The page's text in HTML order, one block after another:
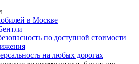
в Москве
по доступной стоимости
на любых дорогах